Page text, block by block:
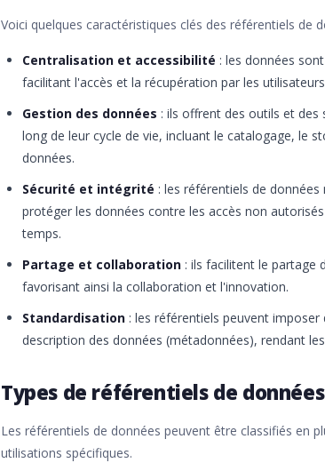
Voici quelques caractéristiques clés des référentiels de
Centralisation et accessibilité : les données
facilitant l'accès et la récupération par les
Gestion des données : ils offrent des outils et
long de leur cycle de vie, incluant le catalogage, le
données.
Sécurité et intégrité : les référentiels de
protéger les données contre les accès non
temps.
Partage et collaboration : ils facilitent le partage
favorisant ainsi la collaboration et l'innovation.
Standardisation : les référentiels peuvent
description des données (métadonnées), rendant
Types de référentiels de données
Les référentiels de données peuvent être classifiés en
utilisations spécifiques.